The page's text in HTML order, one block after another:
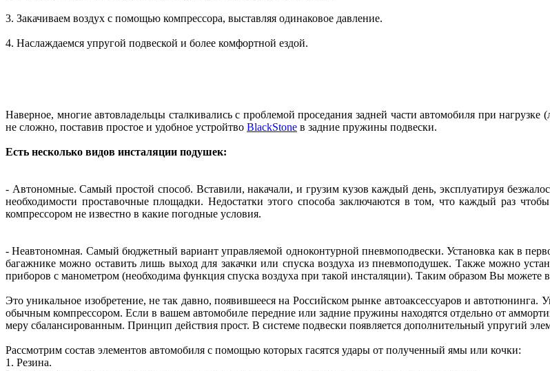
3. Закачиваем воздух с помощью компрессора, выставляя одинаковое давление.
4. Наслаждаемся упругой подвеской и более комфортной ездой.
Наверное, многие автовладельцы сталкивались с проблемой проседания задней части автомобиля при
не сложно, поставив простое и удобное устройтво BlackStone в задние пружины подвески.
Есть несколько видов инсталяции подушек:
- Автономные. Самый простой способ. Вставили, накачали, и грузим кузов каждый день, эксплуатируя
необходимости проставочные площадки. Недостатки этого способа заключаются в том, что каждый раз
компрессором не известно в какие погодные условия.
- Неавтономная. Самый бюджетный вариант управляемой одноконтурной пневмоподвески. Установка как в
багажнике можно оставить лишь выход для закачки или спуска воздуха из пневмоподушек. Также можно
приборов с манометром (необходима функция спуска воздуха при такой инсталяции). Таким образом Вы можете
Это уникальное изобретение, не так давно, появившееся на Российском рынке автоаксессуаров и
обычным компрессором. Если в вашем автомобиле передние или задние пружины находятся отдельно от
меру сбалансированным. Принцип действия прост. В системе подвески появляется дополнительный упругий
Рассмотрим состав элементов автомобиля с помощью которых гасятся удары от полученный ямы или кочки:
1. Резина.